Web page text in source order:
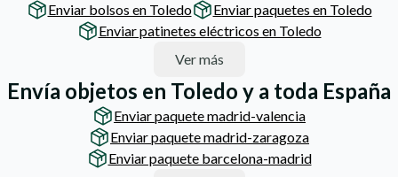
Enviar bolsos en Toledo
Enviar paquetes en Toledo
Enviar patinetes eléctricos en Toledo
Ver más
Envía objetos en Toledo y a toda España
Enviar paquete madrid-valencia
Enviar paquete madrid-zaragoza
Enviar paquete barcelona-madrid